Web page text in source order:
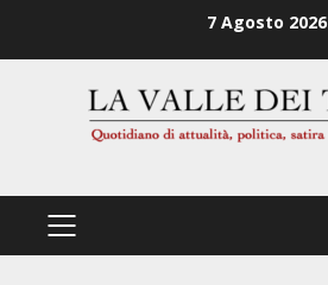
7 Agosto 2026
PRIMÄRES